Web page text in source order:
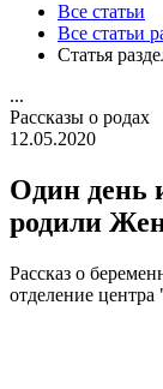
Все статьи
Все статьи
Статья
...
Рассказы о родах
12.05.2020
Один день
родили
Рассказ о
отделение